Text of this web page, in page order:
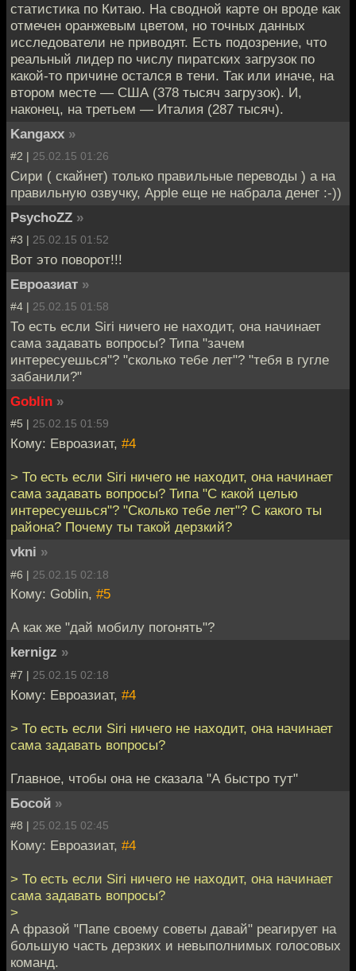
статистика по Китаю. На сводной карте он вроде как
отмечен оранжевым цветом, но точных данных
исследователи не приводят. Есть подозрение, что
реальный лидер по числу пиратских загрузок по
какой-то причине остался в тени. Так или иначе, на
втором месте — США (378 тысяч загрузок). И,
наконец, на третьем — Италия (287 тысяч).
Kangaxx »
#2 | 25.02.15 01:26
Сири ( скайнет) только правильные переводы ) а на
правильную озвучку, Apple еще не набрала денег :-))
PsychoZZ »
#3 | 25.02.15 01:52
Вот это поворот!!!
Евроазиат »
#4 | 25.02.15 01:58
То есть если Siri ничего не находит, она начинает
сама задавать вопросы? Типа "зачем
интересуешься"? "сколько тебе лет"? "тебя в гугле
забанили?"
Goblin »
#5 | 25.02.15 01:59
Кому: Евроазиат, #4
> То есть если Siri ничего не находит, она начинает
сама задавать вопросы? Типа "С какой целью
интересуешься"? "Сколько тебе лет"? С какого ты
района? Почему ты такой дерзкий?
vkni »
#6 | 25.02.15 02:18
Кому: Goblin, #5
А как же "дай мобилу погонять"?
kernigz »
#7 | 25.02.15 02:18
Кому: Евроазиат, #4
> То есть если Siri ничего не находит, она начинает
сама задавать вопросы?
Главное, чтобы она не сказала "А быстро тут"
Босой »
#8 | 25.02.15 02:45
Кому: Евроазиат, #4
> То есть если Siri ничего не находит, она начинает
сама задавать вопросы?
>
А фразой "Папе своему советы давай" реагирует на
большую часть дерзких и невыполнимых голосовых
команд.